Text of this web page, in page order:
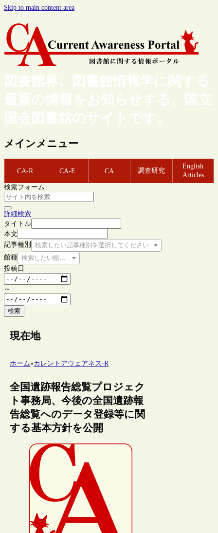
Skip to main content area
図書館界、図書館情報学に関する
最新の情報をお知らせする、国立
国会図書館のサイトです。
メインメニュー
CA-R CA-E CA 調査研究
English
Articles
検索フォーム
詳細検索
タイトル
本文
記事種別
検索したい記事種別を選択してください
館種 検索したい館種を選択してください
投稿日
～
検索
現在地
ホーム»カレントアウェアネス-R
全国遺跡報告総覧プロジェク
ト事務局、今後の全国遺跡報
告総覧へのデータ登録等に関
する基本方針を公開